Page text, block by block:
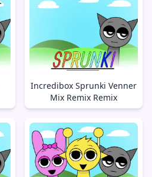
Incredibox Sprunki Venner
Mix Remix Remix